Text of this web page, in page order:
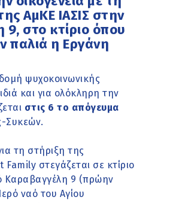
ΑμΚΕ ΙΑΣΙΣ στην
στο κτίριο όπου
παλιά η Εργάνη
ψυχοκοινωνικής
και για ολόκληρη την
στις 6 το απόγευμα
Συκεών.
τη στήριξη της
Family στεγάζεται σε κτίριο
Καραβαγγέλη 9 (πρώην
ναό του Αγίου